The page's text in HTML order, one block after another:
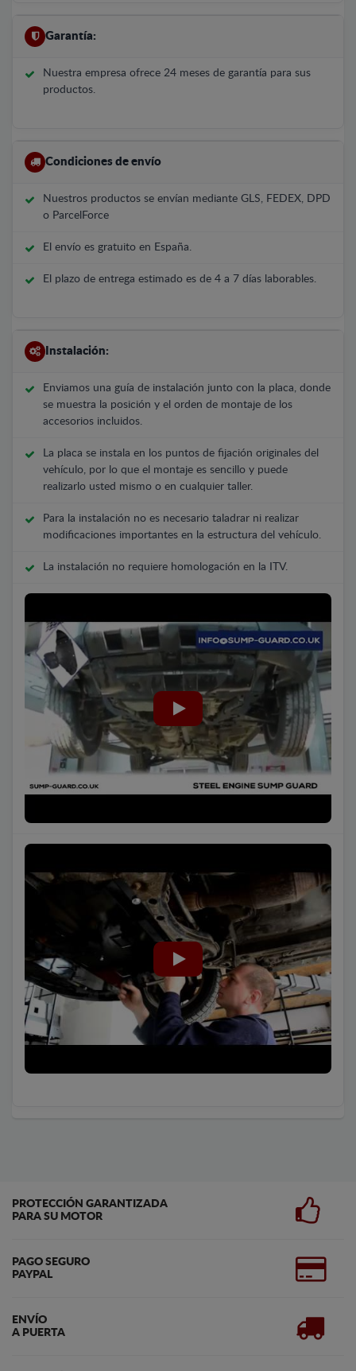
Garantía:
Nuestra empresa ofrece 24 meses de garantía para sus
productos.
Condiciones de envío
Nuestros productos se envían mediante GLS, FEDEX, DPD
o ParcelForce
El envío es gratuito en España.
El plazo de entrega estimado es de 4 a 7 días laborables.
Instalación:
Enviamos una guía de instalación junto con la placa, donde
se muestra la posición y el orden de montaje de los
accesorios incluidos.
La placa se instala en los puntos de fijación originales del
vehículo, por lo que el montaje es sencillo y puede
realizarlo usted mismo o en cualquier taller.
Para la instalación no es necesario taladrar ni realizar
modificaciones importantes en la estructura del vehículo.
La instalación no requiere homologación en la ITV.
PROTECCIÓN GARANTIZADA
PARA SU MOTOR
PAGO SEGURO
PAYPAL
ENVÍO
A PUERTA